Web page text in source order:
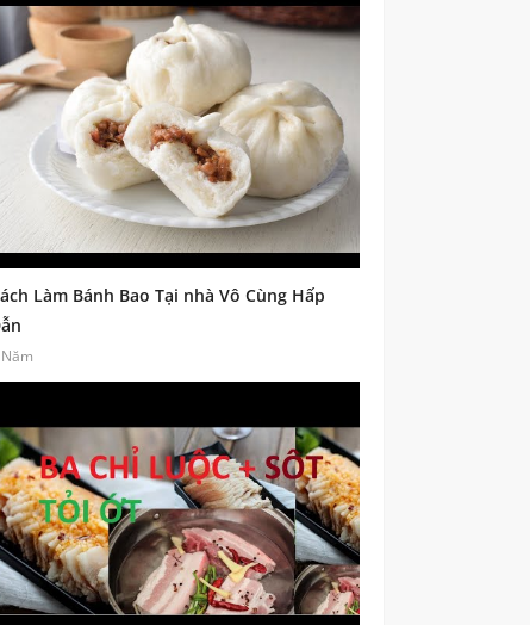
Làm Bánh Bao Tại nhà Vô Cùng Hấp